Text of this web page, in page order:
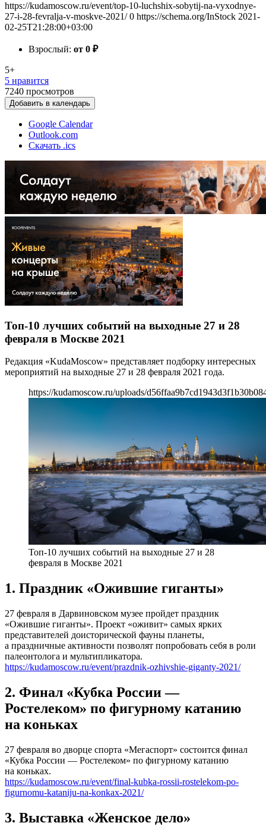
https://kudamoscow.ru/event/top-10-luchshix-sobytij-na-vyxodnye-
27-i-28-fevralja-v-moskve-2021/ 0 https://schema.org/InStock 2021-
02-25T21:28:00+03:00
Взрослый: от 0 ₽
5+
5 нравится
7240 просмотров
Добавить в календарь
Google Calendar
Outlook.com
Скачать .ics
Топ-10 лучших событий на выходные 27 и 28
февраля в Москве 2021
Редакция «KudaMoscow» представляет подборку интересных
мероприятий на выходные 27 и 28 февраля 2021 года.
https://kudamoscow.ru/uploads/
Топ-10 лучших событий на выходные 27 и 28
февраля в Москве 2021
1. Праздник «Ожившие гиганты»
27 февраля в Дарвиновском музее пройдет праздник
«Ожившие гиганты». Проект «оживит» самых ярких
представителей доисторической фауны планеты,
а праздничные активности позволят попробовать себя в роли
палеонтолога и мультипликатора.
https://kudamoscow.ru/event/prazdnik-ozhivshie-giganty-2021/
2. Финал «Кубка России —
Ростелеком» по фигурному катанию
на коньках
27 февраля во дворце спорта «Мегаспорт» состоится финал
«Кубка России — Ростелеком» по фигурному катанию
на коньках.
https://kudamoscow.ru/event/final-kubka-rossii-rostelekom-po-
figurnomu-kataniju-na-konkax-2021/
3. Выставка «Женское дело»